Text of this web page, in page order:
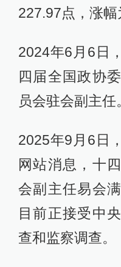
227.97点，涨幅
2024年6月6日
四届全国政协
员会驻会副主任
2025年9月6日
网站消息，十
会副主任易会
目前正接受中
查和监察调查。